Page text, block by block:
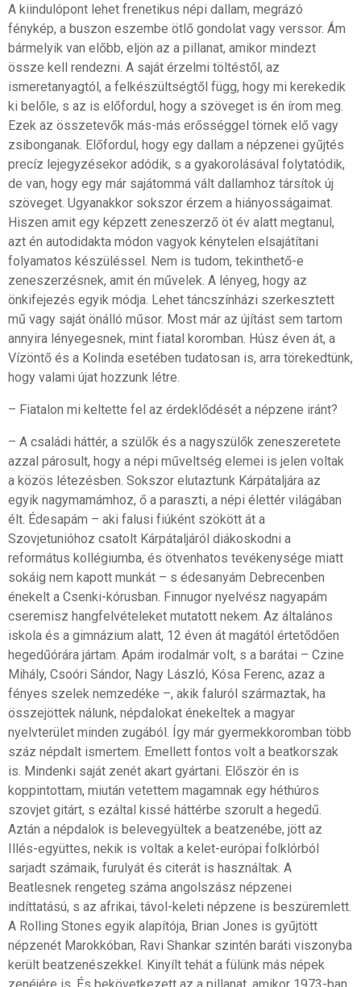
A kiindulópont lehet frenetikus népi dallam, megrázó
fénykép, a buszon eszembe ötlő gondolat vagy verssor. Ám
bármelyik van előbb, eljön az a pillanat, amikor mindezt
össze kell rendezni. A saját érzelmi töltéstől, az
ismeretanyagtól, a felkészültségtől függ, hogy mi kerekedik
ki belőle, s az is előfordul, hogy a szöveget is én írom meg.
Ezek az összetevők más-más erősséggel törnek elő vagy
zsibonganak. Előfordul, hogy egy dallam a népzenei gyűjtés
precíz lejegyzésekor adódik, s a gyakorolásával folytatódik,
de van, hogy egy már sajátommá vált dallamhoz társítok új
szöveget. Ugyanakkor sokszor érzem a hiányosságaimat.
Hiszen amit egy képzett zeneszerző öt év alatt megtanul,
azt én autodidakta módon vagyok kénytelen elsajátítani
folyamatos készüléssel. Nem is tudom, tekinthető-e
zeneszerzésnek, amit én művelek. A lényeg, hogy az
önkifejezés egyik módja. Lehet táncszínházi szerkesztett
mű vagy saját önálló műsor. Most már az újítást sem tartom
annyira lényegesnek, mint fiatal koromban. Húsz éven át, a
Vízöntő és a Kolinda esetében tudatosan is, arra törekedtünk,
hogy valami újat hozzunk létre.
– Fiatalon mi keltette fel az érdeklődését a népzene iránt?
– A családi háttér, a szülők és a nagyszülők zeneszeretete
azzal párosult, hogy a népi műveltség elemei is jelen voltak
a közös létezésben. Sokszor elutaztunk Kárpátaljára az
egyik nagymamámhoz, ő a paraszti, a népi élettér világában
élt. Édesapám – aki falusi fiúként szökött át a
Szovjetunióhoz csatolt Kárpátaljáról diákoskodni a
református kollégiumba, és ötvenhatos tevékenysége miatt
sokáig nem kapott munkát – s édesanyám Debrecenben
énekelt a Csenki-kórusban. Finnugor nyelvész nagyapám
cseremisz hangfelvételeket mutatott nekem. Az általános
iskola és a gimnázium alatt, 12 éven át magától értetődően
hegedűórára jártam. Apám irodalmár volt, s a barátai – Czine
Mihály, Csoóri Sándor, Nagy László, Kósa Ferenc, azaz a
fényes szelek nemzedéke –, akik faluról származtak, ha
összejöttek nálunk, népdalokat énekeltek a magyar
nyelvterület minden zugából. Így már gyermekkoromban több
száz népdalt ismertem. Emellett fontos volt a beatkorszak
is. Mindenki saját zenét akart gyártani. Először én is
koppintottam, miután vetettem magamnak egy héthúros
szovjet gitárt, s ezáltal kissé háttérbe szorult a hegedű.
Aztán a népdalok is belevegyültek a beatzenébe, jött az
Illés-együttes, nekik is voltak a kelet-európai folklórból
sarjadt számaik, furulyát és citerát is használtak. A
Beatlesnek rengeteg száma angolszász népzenei
indíttatású, s az afrikai, távol-keleti népzene is beszüremlett.
A Rolling Stones egyik alapítója, Brian Jones is gyűjtött
népzenét Marokkóban, Ravi Shankar szintén baráti viszonyba
került beatzenészekkel. Kinyílt tehát a fülünk más népek
zenéjére is. És bekövetkezett az a pillanat, amikor 1973-ban